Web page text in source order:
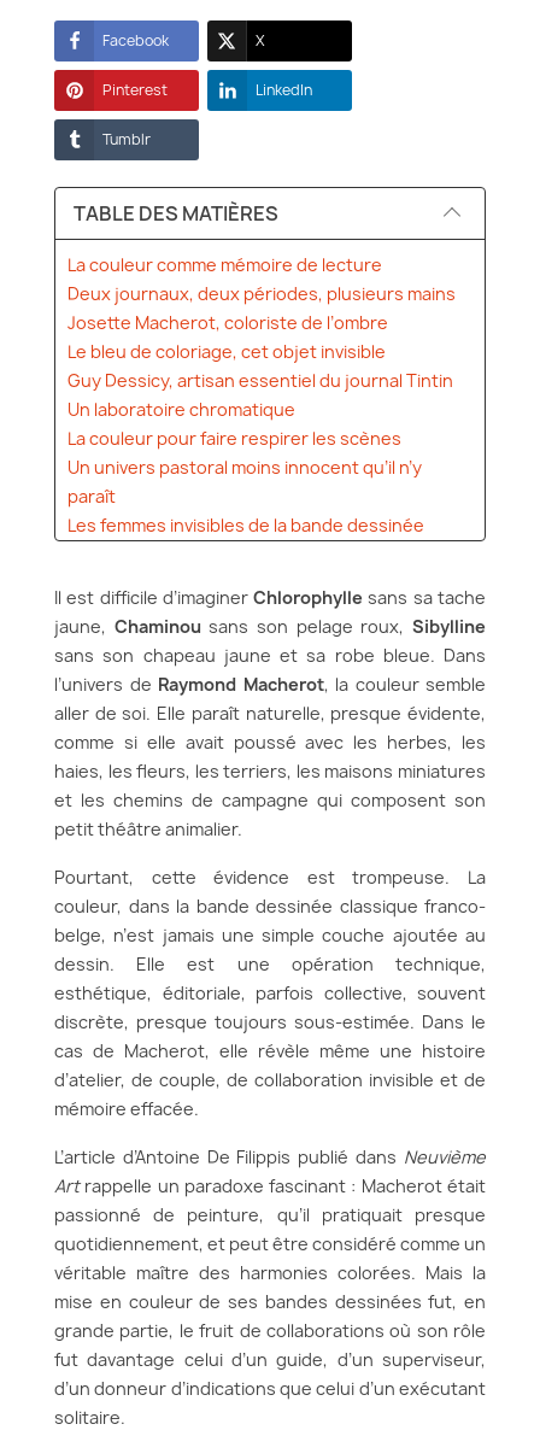
Facebook X
Pinterest LinkedIn
Tumblr
TABLE DES MATIÈRES
La couleur comme mémoire de lecture
Deux journaux, deux périodes, plusieurs mains
Josette Macherot, coloriste de l’ombre
Le bleu de coloriage, cet objet invisible
Guy Dessicy, artisan essentiel du journal Tintin
Un laboratoire chromatique
La couleur pour faire respirer les scènes
Un univers pastoral moins innocent qu’il n’y
paraît
Les femmes invisibles de la bande dessinée
Léonardo
Regarder autrement les albums
Une esthétique de la lisibilité heureuse
Ce que la couleur nous apprend
Il est difficile d’imaginerChlorophylle sans sa tache
jaune, Chaminou sans son pelage roux,Sibylline
sans son chapeau jaune et sa robe bleue. Dans
l’univers de Raymond Macherot, la couleur semble
aller de soi. Elle paraît naturelle, presque évidente,
comme si elle avait poussé avec les herbes, les
haies, les fleurs, les terriers, les maisons miniatures
et les chemins de campagne qui composent son
petit théâtre animalier.
Pourtant, cette évidence est trompeuse. La
couleur, dans la bande dessinée classique franco-
belge, n’est jamais une simple couche ajoutée au
dessin. Elle est une opération technique,
esthétique, éditoriale, parfois collective, souvent
discrète, presque toujours sous-estimée. Dans le
cas de Macherot, elle révèle même une histoire
d’atelier, de couple, de collaboration invisible et de
mémoire effacée.
L’article d’Antoine De Filippis publié dans Neuvième
Artrappelle un paradoxe fascinant : Macherot était
passionné de peinture, qu’il pratiquait presque
quotidiennement, et peut être considéré comme un
véritable maître des harmonies colorées. Mais la
mise en couleur de ses bandes dessinées fut, en
grande partie, le fruit de collaborations où son rôle
fut davantage celui d’un guide, d’un superviseur,
d’un donneur d’indications que celui d’un exécutant
solitaire.